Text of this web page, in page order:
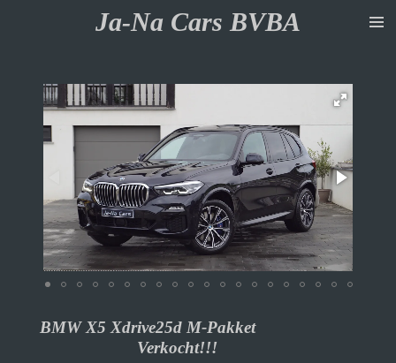
hoofdinhoud
Ja-Na Cars BVBA
BMW X5 Xdrive25d M-Pakket
Verkocht!!!